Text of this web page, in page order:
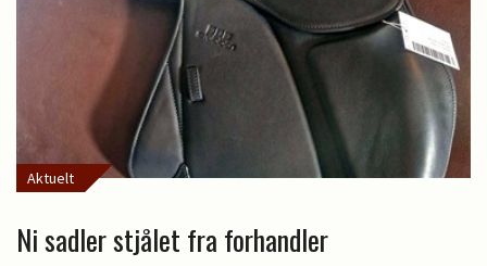
Aktuelt
Ni sadler stjålet fra forhandler